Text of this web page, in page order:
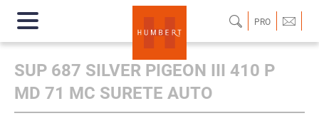
PRO
SUP 687 SILVER PIGEON III 410 P
MD 71 MC SURETE AUTO